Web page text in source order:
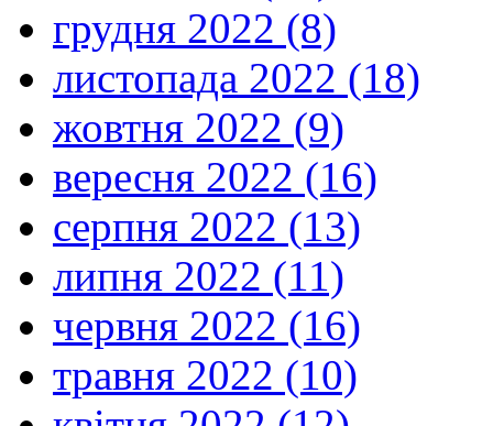
грудня 2022 (8)
листопада 2022 (18)
жовтня 2022 (9)
вересня 2022 (16)
серпня 2022 (13)
липня 2022 (11)
червня 2022 (16)
травня 2022 (10)